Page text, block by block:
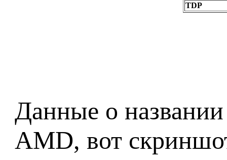
TDP
Данные о
AMD, вот